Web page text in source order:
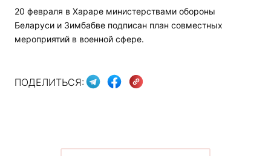
20 февраля в Хараре министерствами обороны
Беларуси и Зимбабве подписан план совместных
мероприятий в военной сфере.
ПОДЕЛИТЬСЯ: